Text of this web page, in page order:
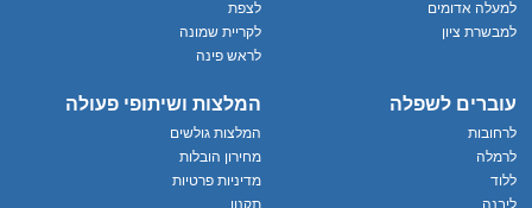
למעלה אדומים
למבשרת ציון
לצפת
לקריית שמונה
לראש פינה
עוברים לשפלה
לרחובות
לרמלה
ללוד
ליבנה
המלצות ושיתופי פעולה
המלצות גולשים
מחירון הובלות
מדיניות פרטיות
תקנון